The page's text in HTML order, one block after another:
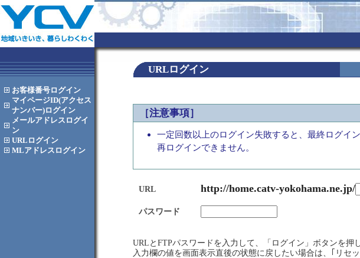
お客様番号ログイン
マイページID(アクセス
ナンバー)ログイン
メールアドレス ログイ
ン
URL ログイン
MLアドレス ログイン
URLログイン
［注意事項］
一定回数以上のログイン失敗すると、最終ログイ
再ログインできません。
URL http://home.catv-yokohama.ne.jp/
パスワード
URLとFTPパスワードを入力して、「ログイン」ボタンを押
入力欄の値を画面表示直後の状態に戻したい場合は、｢リセ